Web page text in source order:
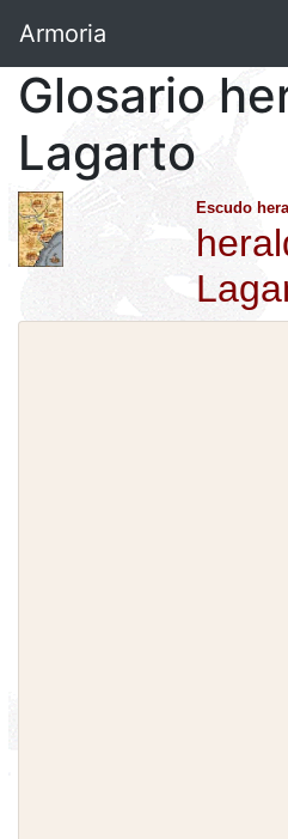
Armoria
Glosario
Lagarto
Escudo